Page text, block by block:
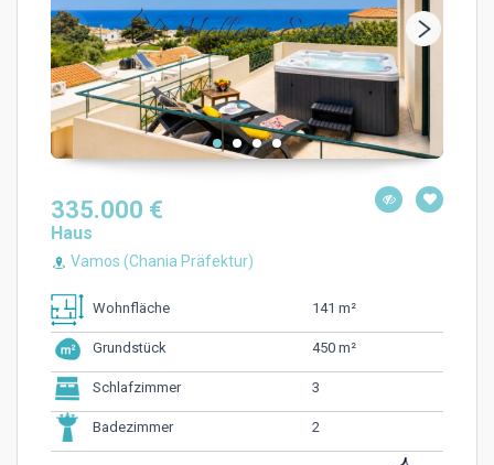
335.000 €
Haus
Vamos (Chania Präfektur)
Wohnfläche 141 m²
Grundstück 450 m²
Schlafzimmer 3
Badezimmer 2